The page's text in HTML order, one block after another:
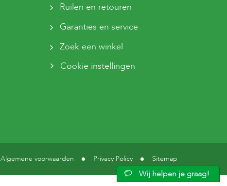
Ruilen en retouren
Garanties en service
Zoek een winkel
Cookie instellingen
Algemene voorwaarden Privacy Policy Sitemap
Wij helpen je graag!